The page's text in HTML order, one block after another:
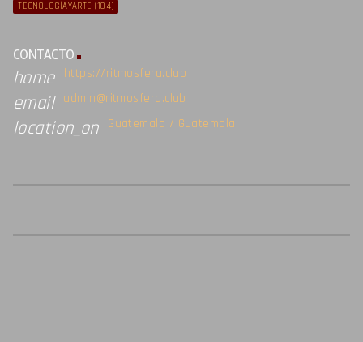
TECNOLOGÍAYARTE (104)
CONTACTO
home https://ritmosfera.club
email admin@ritmosfera.club
location_on Guatemala / Guatemala